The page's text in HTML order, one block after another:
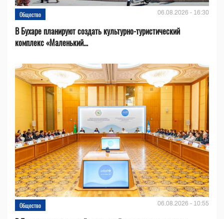
Общество 06.08.2026 - 16:30
В Бухаре планируют создать культурно-туристический
комплекс «Маленький...
Общество 06.08.2026 - 10:55